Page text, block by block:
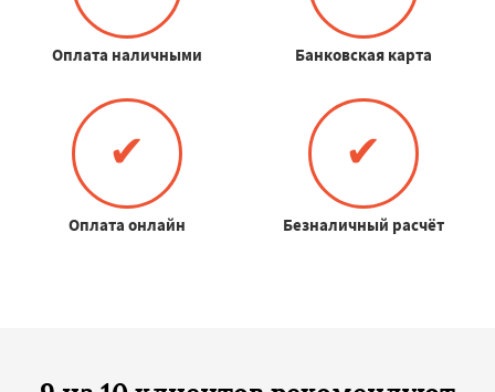
Оплата наличными Банковская карта
✔
Оплата онлайн
✔
Безналичный расчёт